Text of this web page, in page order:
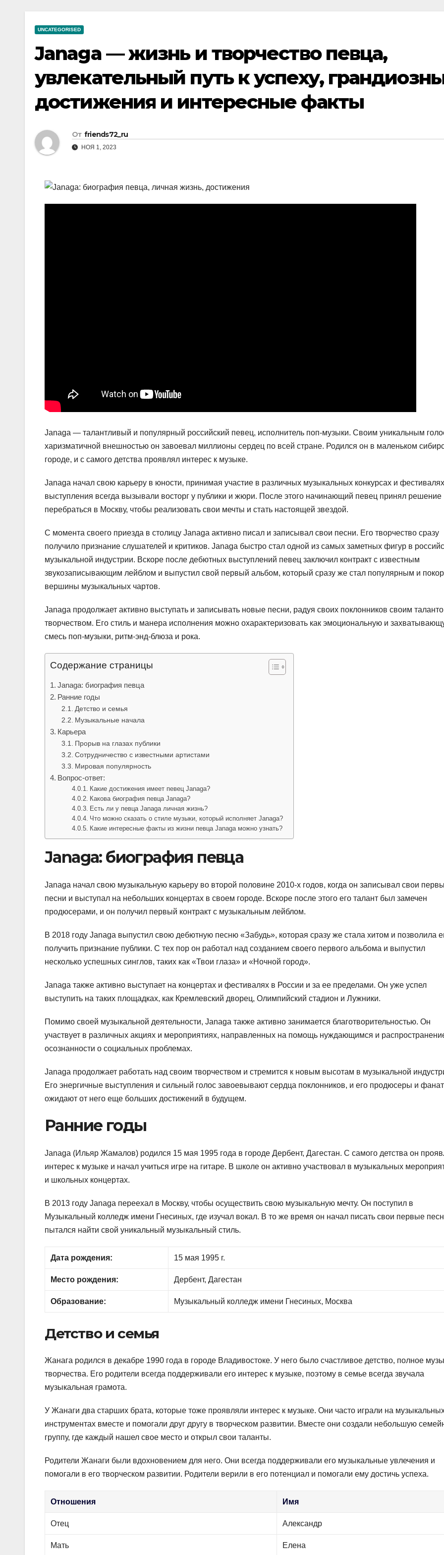
UNCATEGORISED
Janaga — жизнь и творчество певца,
увлекательный путь к успеху,
достижения и интересные факты
От friends72_ru
НОЯ 1, 2023
Janaga — талантливый и популярный российский певец, исполнитель поп-музыки. Своим уникальным
харизматичной внешностью он завоевал миллионы сердец по всей стране. Родился он в маленьком
городе, и с самого детства проявлял интерес к музыке.
Janaga начал свою карьеру в юности, принимая участие в различных музыкальных конкурсах и
выступления всегда вызывали восторг у публики и жюри. После этого начинающий певец принял решение
перебраться в Москву, чтобы реализовать свои мечты и стать настоящей звездой.
С момента своего приезда в столицу Janaga активно писал и записывал свои песни. Его творчество сразу
получило признание слушателей и критиков. Janaga быстро стал одной из самых заметных фигур в
музыкальной индустрии. Вскоре после дебютных выступлений певец заключил контракт с известным
звукозаписывающим лейблом и выпустил свой первый альбом, который сразу же стал популярным и
вершины музыкальных чартов.
Janaga продолжает активно выступать и записывать новые песни, радуя своих поклонников своим
творчеством. Его стиль и манера исполнения можно охарактеризовать как эмоциональную и
смесь поп-музыки, ритм-энд-блюза и рока.
Содержание страницы
Janaga: биография певца
Ранние годы
Детство и семья
Музыкальные начала
Карьера
Прорыв на глазах публики
Сотрудничество с известными артистами
Мировая популярность
Вопрос-ответ:
Какие достижения имеет певец Janaga?
Какова биография певца Janaga?
Есть ли у певца Janaga личная жизнь?
Что можно сказать о стиле музыки, который исполняет Janaga?
Какие интересные факты из жизни певца Janaga можно узнать?
Janaga: биография певца
Janaga начал свою музыкальную карьеру во второй половине 2010-х годов, когда он записывал свои
песни и выступал на небольших концертах в своем городе. Вскоре после этого его талант был замечен
продюсерами, и он получил первый контракт с музыкальным лейблом.
В 2018 году Janaga выпустил свою дебютную песню «Забудь», которая сразу же стала хитом и позволила
получить признание публики. С тех пор он работал над созданием своего первого альбома и выпустил
несколько успешных синглов, таких как «Твои глаза» и «Ночной город».
Janaga также активно выступает на концертах и фестивалях в России и за ее пределами. Он уже успел
выступить на таких площадках, как Кремлевский дворец, Олимпийский стадион и Лужники.
Помимо своей музыкальной деятельности, Janaga также активно занимается благотворительностью. Он
участвует в различных акциях и мероприятиях, направленных на помощь нуждающимся и
осознанности о социальных проблемах.
Janaga продолжает работать над своим творчеством и стремится к новым высотам в музыкальной
Его энергичные выступления и сильный голос завоевывают сердца поклонников, и его продюсеры и
ожидают от него еще больших достижений в будущем.
Ранние годы
Janaga (Ильяр Жамалов) родился 15 мая 1995 года в городе Дербент, Дагестан. С самого детства он
интерес к музыке и начал учиться игре на гитаре. В школе он активно участвовал в музыкальных
и школьных концертах.
В 2013 году Janaga переехал в Москву, чтобы осуществить свою музыкальную мечту. Он поступил в
Музыкальный колледж имени Гнесиных, где изучал вокал. В то же время он начал писать свои первые
пытался найти свой уникальный музыкальный стиль.
Дата рождения: 15 мая 1995 г.
Место рождения: Дербент, Дагестан
Образование: Музыкальный колледж имени Гнесиных, Москва
Детство и семья
Жанага родился в декабре 1990 года в городе Владивостоке. У него было счастливое детство, полное
творчества. Его родители всегда поддерживали его интерес к музыке, поэтому в семье всегда звучала
музыкальная грамота.
У Жанаги два старших брата, которые тоже проявляли интерес к музыке. Они часто играли на
инструментах вместе и помогали друг другу в творческом развитии. Вместе они создали небольшую
группу, где каждый нашел свое место и открыл свои таланты.
Родители Жанаги были вдохновением для него. Они всегда поддерживали его музыкальные увлечения и
помогали в его творческом развитии. Родители верили в его потенциал и помогали ему достичь успеха.
Отношения Имя
Отец Александр
Мать Елена